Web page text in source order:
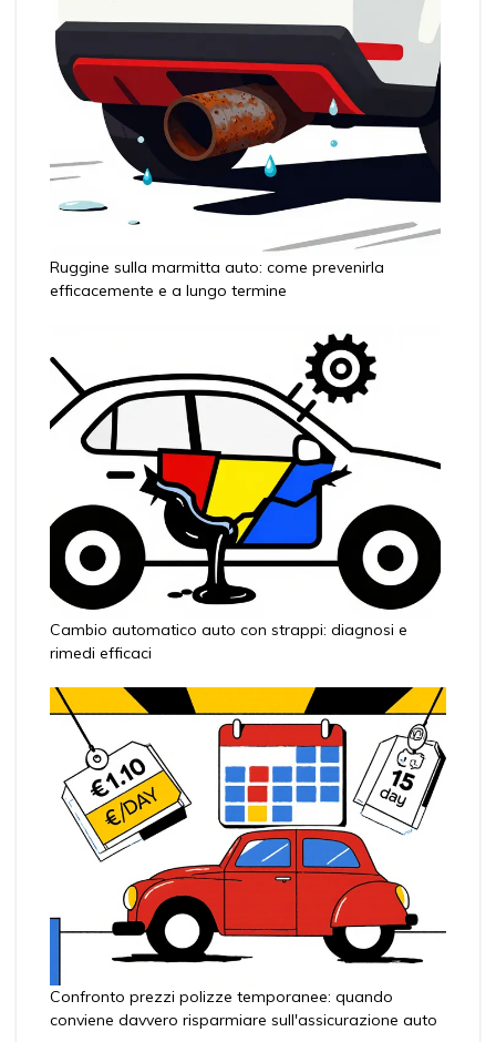
Ruggine sulla marmitta auto: come prevenirla
efficacemente e a lungo termine
Cambio automatico auto con strappi: diagnosi e
rimedi efficaci
Confronto prezzi polizze temporanee: quando
conviene davvero risparmiare sull'assicurazione auto